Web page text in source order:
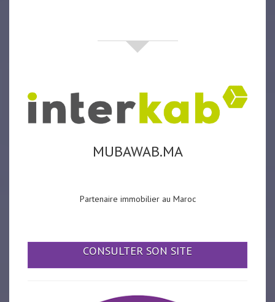
MUBAWAB.MA
Partenaire immobilier au Maroc
CONSULTER SON SITE